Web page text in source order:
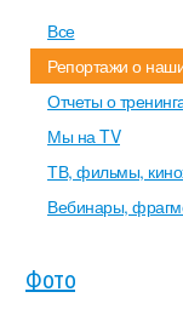
Все
Репортажи о
Отчеты о
Мы на TV
ТВ, фильмы,
Вебинары,
Фото